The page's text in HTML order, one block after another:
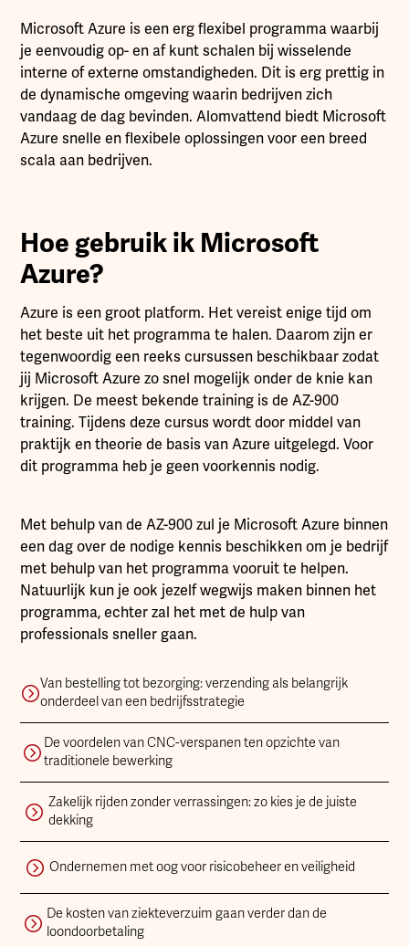
Microsoft Azure is een erg flexibel programma waarbij
je eenvoudig op- en af kunt schalen bij wisselende
interne of externe omstandigheden. Dit is erg prettig in
de dynamische omgeving waarin bedrijven zich
vandaag de dag bevinden. Alomvattend biedt Microsoft
Azure snelle en flexibele oplossingen voor een breed
scala aan bedrijven.
Hoe gebruik ik Microsoft
Azure?
Azure is een groot platform. Het vereist enige tijd om
het beste uit het programma te halen. Daarom zijn er
tegenwoordig een reeks cursussen beschikbaar zodat
jij Microsoft Azure zo snel mogelijk onder de knie kan
krijgen. De meest bekende training is de AZ-900
training. Tijdens deze cursus wordt door middel van
praktijk en theorie de basis van Azure uitgelegd. Voor
dit programma heb je geen voorkennis nodig.
Met behulp van de AZ-900 zul je Microsoft Azure binnen
een dag over de nodige kennis beschikken om je bedrijf
met behulp van het programma vooruit te helpen.
Natuurlijk kun je ook jezelf wegwijs maken binnen het
programma, echter zal het met de hulp van
professionals sneller gaan.
Van bestelling tot bezorging: verzending als belangrijk
onderdeel van een bedrijfsstrategie
De voordelen van CNC-verspanen ten opzichte van
traditionele bewerking
Zakelijk rijden zonder verrassingen: zo kies je de juiste
dekking
Ondernemen met oog voor risicobeheer en veiligheid
De kosten van ziekteverzuim gaan verder dan de
loondoorbetaling